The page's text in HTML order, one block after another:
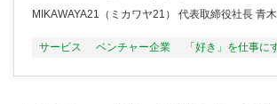
MIKAWAYA21（ミカワヤ21） 代表取締役社長 青
サービス ベンチャー企業 「好き」を仕事に